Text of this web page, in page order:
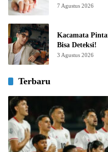
7 Agustus 2026
Kacamata
Bisa Deteksi!
3 Agustus 2026
Terbaru